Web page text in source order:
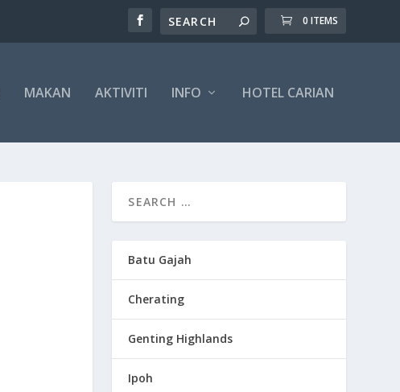
0 ITEMS
MAKAN AKTIVITI INFO HOTEL CARIAN
Batu Gajah
Cherating
Genting Highlands
Ipoh